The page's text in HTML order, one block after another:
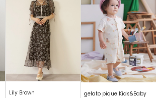
Lily Brown gelato pique Kids&Baby